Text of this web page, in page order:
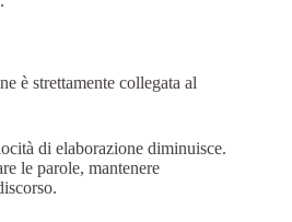
è strettamente collegata al
di elaborazione diminuisce.
le parole, mantenere